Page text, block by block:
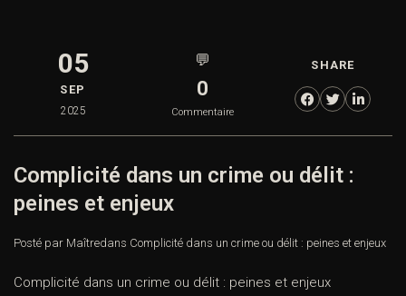
05
SEP
2025
💬
0
Commentaire
SHARE
Complicité dans un crime ou délit :
peines et enjeux
Posté par Maîtredans Complicité dans un crime ou délit : peines et enjeux
Complicité dans un crime ou délit : peines et enjeux